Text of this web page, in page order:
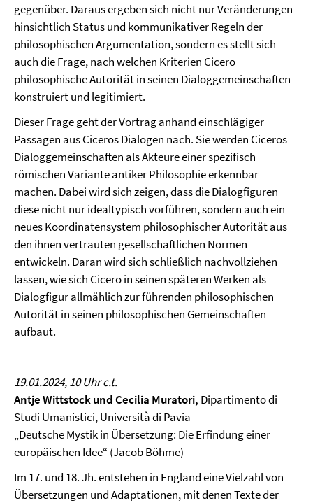
gegenüber. Daraus ergeben sich nicht nur Veränderungen
hinsichtlich Status und kommunikativer Regeln der
philosophischen Argumentation, sondern es stellt sich
auch die Frage, nach welchen Kriterien Cicero
philosophische Autorität in seinen Dialoggemeinschaften
konstruiert und legitimiert.
Dieser Frage geht der Vortrag anhand einschlägiger
Passagen aus Ciceros Dialogen nach. Sie werden Ciceros
Dialoggemeinschaften als Akteure einer spezifisch
römischen Variante antiker Philosophie erkennbar
machen. Dabei wird sich zeigen, dass die Dialogfiguren
diese nicht nur idealtypisch vorführen, sondern auch ein
neues Koordinatensystem philosophischer Autorität aus
den ihnen vertrauten gesellschaftlichen Normen
entwickeln. Daran wird sich schließlich nachvollziehen
lassen, wie sich Cicero in seinen späteren Werken als
Dialogfigur allmählich zur führenden philosophischen
Autorität in seinen philosophischen Gemeinschaften
aufbaut.
19.01.2024, 10 Uhr c.t.
Antje Wittstock und Cecilia Muratori, Dipartimento di
Studi Umanistici, Università di Pavia
„Deutsche Mystik in Übersetzung: Die Erfindung einer
europäischen Idee“ (Jacob Böhme)
Im 17. und 18. Jh. entstehen in England eine Vielzahl von
Übersetzungen und Adaptationen, mit denen Texte der